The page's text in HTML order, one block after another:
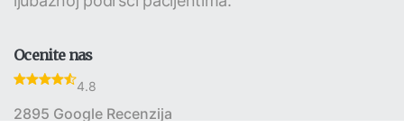
Ocenite nas
4.8
2895 Google Recenzija